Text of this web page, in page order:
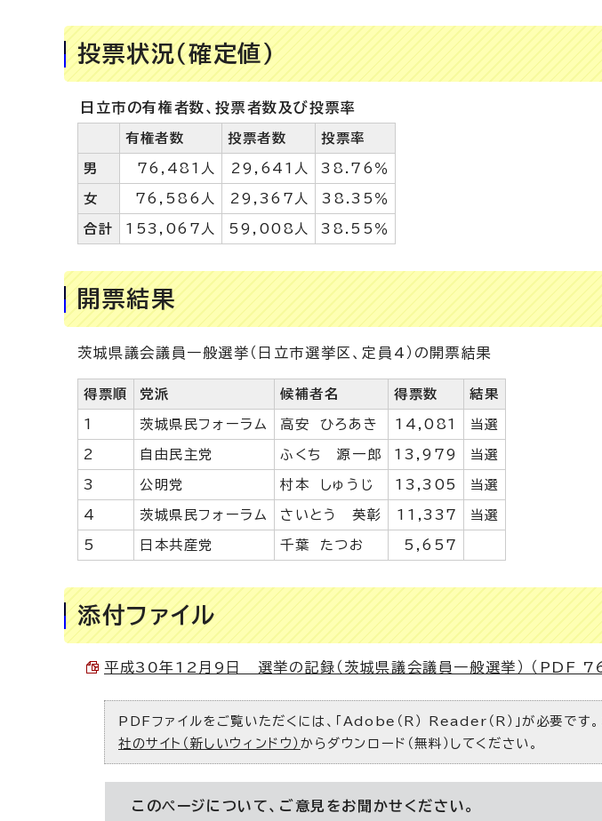
投票状況（確定値）
日立市の有権者数、投票者数及び投票率
有権者数 投票者数 投票率
男 76,481人 29,641人 38.76％
女 76,586人 29,367人 38.35％
合計 153,067人 59,008人 38.55％
開票結果
茨城県議会議員一般選挙（日立市選挙区、定員4）の開票結果
得票順 党派 候補者名 得票数 結果
1 茨城県民フォーラム 高安 ひろあき 14,081 当選
2 自由民主党 ふくち 源一郎 13,979 当選
3 公明党 村本 しゅうじ 13,305 当選
4 茨城県民フォーラム さいとう 英彰 11,337 当選
5 日本共産党 千葉 たつお 5,657
添付ファイル
平成30年12月9日 選挙の記録（茨城県議会議員一般選挙） （PDF
PDFファイルをご覧いただくには、「Adobe（R） Reader（R）」が必要です
社のサイト（新しいウィンドウ） からダウンロード（無料）してください。
このページについて、ご意見をお聞かせください。